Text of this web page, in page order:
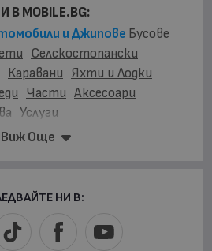
Виж Още
MOBILE.BG:
и Джипове Бусове
Селскостопански
Каравани Яхти и Лодки
Части Аксесоари
Услуги
(16224) Austin
(1) Buick Cadillac
НИ В: